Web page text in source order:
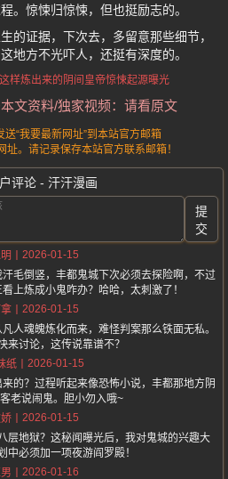
。惊悚归惊悚，但也挺励志的。
的证据，下次去，多留意那些细节，
地方不光吓人，还挺有深度的。
样炼出来的 阴间皇帝惊悚起源曝光
文资料/独家视频：请看原文
“我要最新网址”到本站官方邮箱
。请记录保存本站官方联系邮箱！
评论 - 汗汗漫画
提
交
2026-01-15
毛倒竖，丰都鬼城下次必须去探险啊，不过
上炼成小鬼咋办？哈哈，太刺激了！
2026-01-15
人魂魄炼化而来，难怪判案那么铁面无私。
来讨论，这传说靠谱不？
纸
2026-01-15
的？过程听起来像恐怖小说，丰都那地方阴
老说闹鬼。胆小勿入哦~
2026-01-15
层地狱？这秘闻曝光后，我对鬼城的兴趣大
中必须加一项夜游阎罗殿！
2026-01-16